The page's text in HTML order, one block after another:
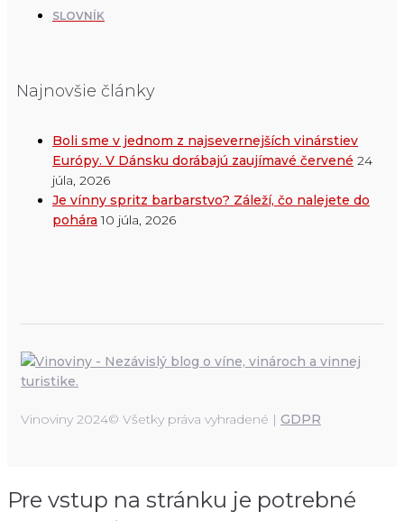
SLOVNÍK
Najnovšie články
Boli sme v jednom z najsevernejších vinárstiev
Európy. V Dánsku dorábajú zaujímavé červené 24
júla, 2026
Je vínny spritz barbarstvo? Záleží, čo nalejete do
pohára 10 júla, 2026
Vinoviny 2024© Všetky práva vyhradené | GDPR
Pre vstup na stránku je potrebné